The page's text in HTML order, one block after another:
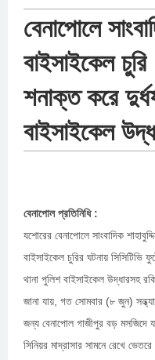
বেনাপোলে
বাইসাইকেল
শনাক্ত করে
বাইসাইকেল
বেনাপোল প্রতিনিধি :
যশোরের বেনাপোলে সাংবাদিক
বাইসাইকেল চুরির ঘটনায় সিসিটিভি
থানা পুলিশ বাইসাইকেল উদ্ধারসহ
জানা যায়, গত সোমবার (৮ জুন)
জন্য বেনাপোল গাজীপুর বড় মসজিদে
সিনিয়র মাদ্রাসার সামনে রেখে